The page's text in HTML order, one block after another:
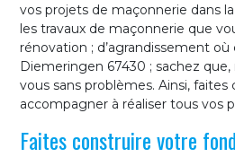
vos projets de maçonnerie dans
les travaux de maçonnerie que
rénovation ; d’agrandissement
Diemeringen 67430 ; sachez
vous sans problèmes. Ainsi,
accompagner à réaliser tous vos
Faites construire votre